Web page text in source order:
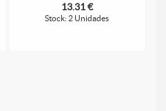
13.31 €
Stock: 2 Unidades